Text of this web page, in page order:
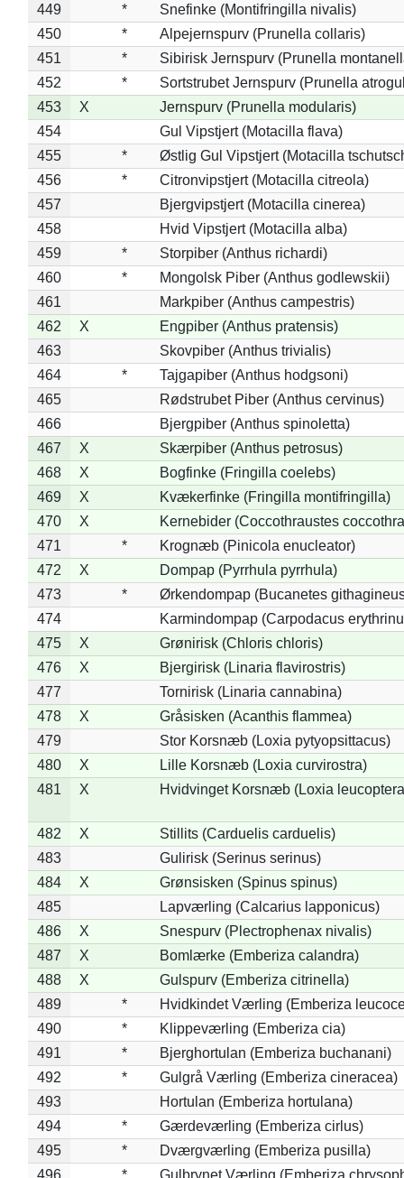
449
*
Snefinke (Montifringilla nivalis)
450
*
Alpejernspurv (Prunella collaris)
451
*
Sibirisk Jernspurv (Prunella
452
*
Sortstrubet Jernspurv (Prunella
453
X
Jernspurv (Prunella modularis)
454
Gul Vipstjert (Motacilla flava)
455
*
Østlig Gul Vipstjert (Motacilla
456
*
Citronvipstjert (Motacilla citreola)
457
Bjergvipstjert (Motacilla cinerea)
458
Hvid Vipstjert (Motacilla alba)
459
*
Storpiber (Anthus richardi)
460
*
Mongolsk Piber (Anthus godlewskii)
461
Markpiber (Anthus campestris)
462
X
Engpiber (Anthus pratensis)
463
Skovpiber (Anthus trivialis)
464
*
Tajgapiber (Anthus hodgsoni)
465
Rødstrubet Piber (Anthus cervinus)
466
Bjergpiber (Anthus spinoletta)
467
X
Skærpiber (Anthus petrosus)
468
X
Bogfinke (Fringilla coelebs)
469
X
Kvækerfinke (Fringilla montifringilla)
470
X
Kernebider (Coccothraustes
471
*
Krognæb (Pinicola enucleator)
472
X
Dompap (Pyrrhula pyrrhula)
473
*
Ørkendompap (Bucanetes
474
Karmindompap (Carpodacus
475
X
Grønirisk (Chloris chloris)
476
X
Bjergirisk (Linaria flavirostris)
477
Tornirisk (Linaria cannabina)
478
X
Gråsisken (Acanthis flammea)
479
Stor Korsnæb (Loxia pytyopsittacus)
480
X
Lille Korsnæb (Loxia curvirostra)
481
X Hvidvinget Korsnæb (Loxia
482 X
Stillits (Carduelis carduelis)
483
Gulirisk (Serinus serinus)
484
X
Grønsisken (Spinus spinus)
485
Lapværling (Calcarius lapponicus)
486
X
Snespurv (Plectrophenax nivalis)
487
X
Bomlærke (Emberiza calandra)
488
X
Gulspurv (Emberiza citrinella)
489
*
Hvidkindet Værling (Emberiza
490
*
Klippeværling (Emberiza cia)
491
*
Bjerghortulan (Emberiza buchanani)
492
*
Gulgrå Værling (Emberiza cineracea)
493
Hortulan (Emberiza hortulana)
494
*
Gærdeværling (Emberiza cirlus)
495
*
Dværgværling (Emberiza pusilla)
496
* Gulbrynet Værling (Emberiza